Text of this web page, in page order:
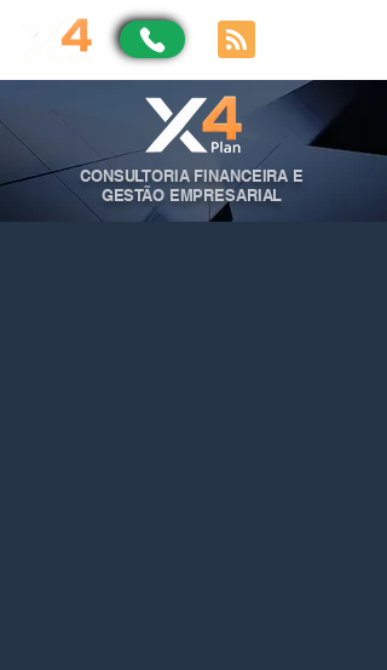
CONSULTORIA FINANCEIRA E
GESTÃO EMPRESARIAL